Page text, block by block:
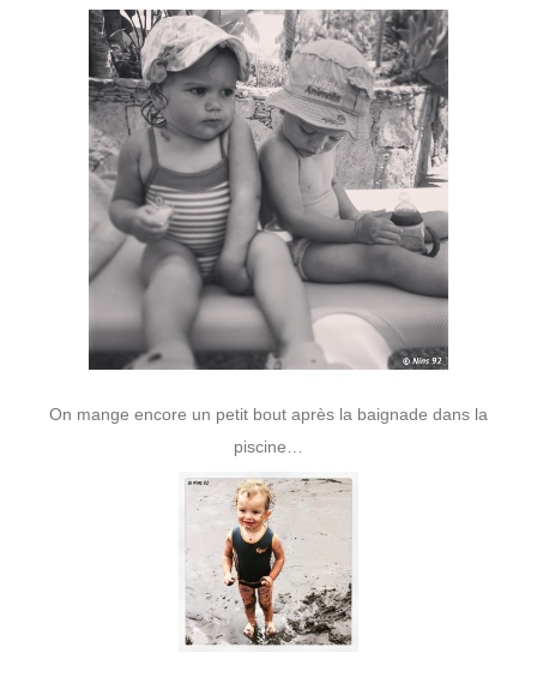
On mange encore un petit bout après la baignade dans la
piscine…